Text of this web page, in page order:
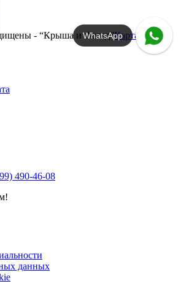
- “Крыша и Фасад”Карта сайта
490-46-08
данных
WhatsApp